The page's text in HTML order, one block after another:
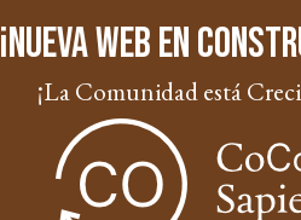
¡Nueva Web en
¡La Comunidad está